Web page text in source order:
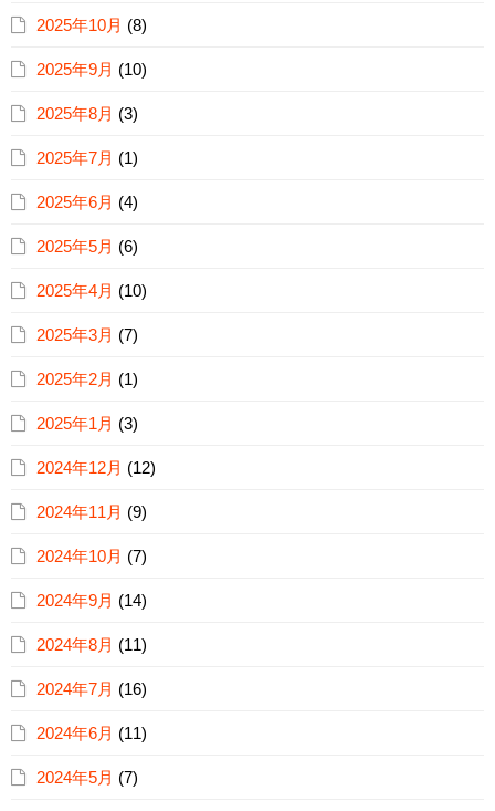
2025年10月 (8)
2025年9月 (10)
2025年8月 (3)
2025年7月 (1)
2025年6月 (4)
2025年5月 (6)
2025年4月 (10)
2025年3月 (7)
2025年2月 (1)
2025年1月 (3)
2024年12月 (12)
2024年11月 (9)
2024年10月 (7)
2024年9月 (14)
2024年8月 (11)
2024年7月 (16)
2024年6月 (11)
2024年5月 (7)